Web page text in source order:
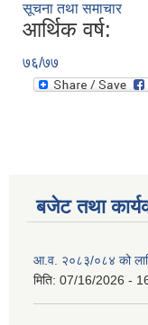
सूचना तथा समाचार
आर्थिक वर्ष:
७६/७७
बजेट तथा
आ.व. २०८३/०८४ को लागि
मिति: 07/16/2026 -